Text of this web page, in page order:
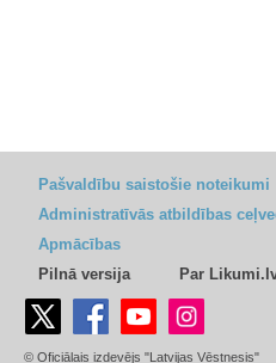
Pašvaldību saistošie noteikumi
Administratīvās atbildības
Apmācības
Pilnā versija
Par
© Oficiālais izdevējs "Latvijas Vēstnesis"